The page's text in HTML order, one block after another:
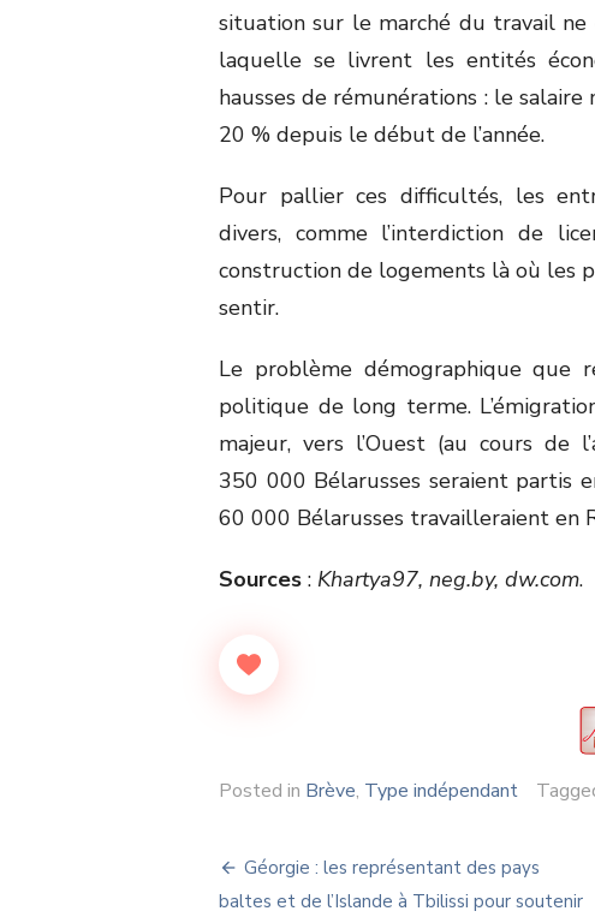
situation sur le marché du travail ne
laquelle se livrent les entités
hausses de rémunérations : le
20 % depuis le début de l’année.
Pour pallier ces difficultés, les
divers, comme l’interdiction de
construction de logements là où les
sentir.
Le problème démographique que
politique de long terme.
majeur, vers l’Ouest (au cours de
350 000 Bélarusses seraient partis
60 000 Bélarusses travailleraient en
Sources : Khartya97, neg.by, dw.com.
Posted in Brève, Type indépendant
Navigation
de
Géorgie : les représentant des pays
baltes et de l’Islande à Tbilissi pour soutenir